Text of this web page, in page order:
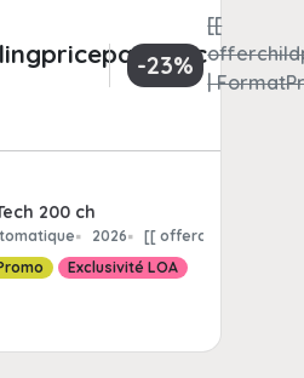
kms
[[
|
-23%
200 ch
2026
[[
Exclusivité LOA